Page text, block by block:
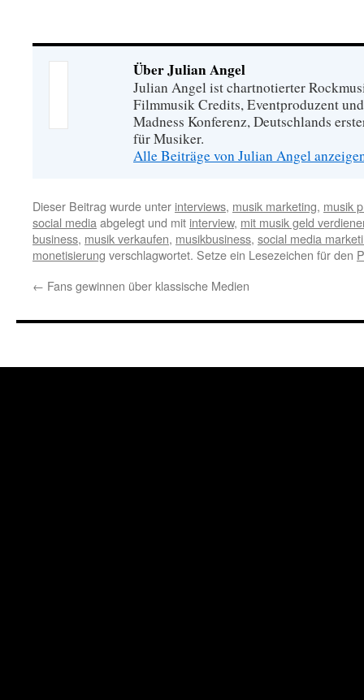
Über Julian Angel
Julian Angel ist chartnotierter
Filmmusik Credits, Eventproduzent
Madness Konferenz, Deutschlands
für Musiker.
Alle Beiträge von Julian Angel
Dieser Beitrag wurde unter interviews, musik marketing, musik
social media abgelegt und mit interview, mit musik geld
business, musik verkaufen, musikbusiness, social media
monetisierung verschlagwortet. Setze ein Lesezeichen für den
← Fans gewinnen über klassische Medien